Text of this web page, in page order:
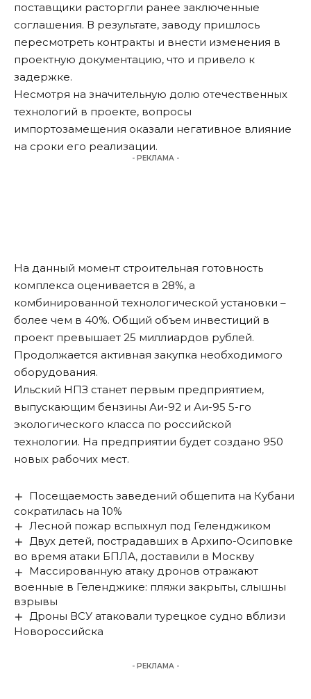
поставщики расторгли ранее заключенные
соглашения. В результате, заводу пришлось
пересмотреть контракты и внести изменения в
проектную документацию, что и привело к
задержке.
Несмотря на значительную долю отечественных
технологий в проекте, вопросы
импортозамещения оказали негативное влияние
на сроки его реализации.
- РЕКЛАМА -
На данный момент строительная готовность
комплекса оценивается в 28%, а
комбинированной технологической установки –
более чем в 40%. Общий объем инвестиций в
проект превышает 25 миллиардов рублей.
Продолжается активная закупка необходимого
оборудования.
Ильский НПЗ станет первым предприятием,
выпускающим бензины Аи-92 и Аи-95 5-го
экологического класса по российской
технологии. На предприятии будет создано 950
новых рабочих мест.
Посещаемость заведений общепита на Кубани
сократилась на 10%
Лесной пожар вспыхнул под Геленджиком
Двух детей, пострадавших в Архипо-Осиповке
во время атаки БПЛА, доставили в Москву
Массированную атаку дронов отражают
военные в Геленджике: пляжи закрыты, слышны
взрывы
Дроны ВСУ атаковали турецкое судно вблизи
Новороссийска
- РЕКЛАМА -